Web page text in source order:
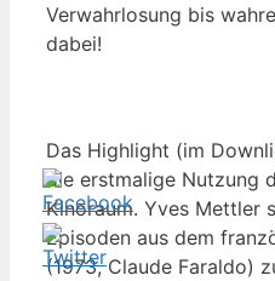
Verwahrlosung bis
dabei!
Das Highlight (im
die erstmalige Nutzung
Kinoraum. Yves Mettler
Episoden aus dem
(1973, Claude Faraldo)